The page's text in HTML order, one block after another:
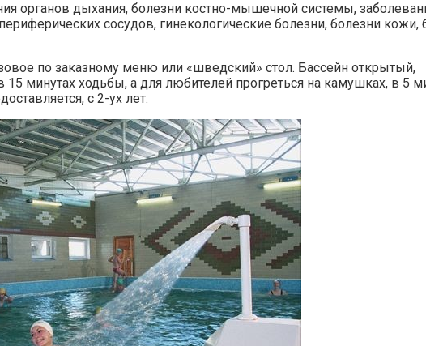
органов дыхания, болезни костно-мышечной системы,
сосудов, гинекологические болезни, болезни
по заказному меню или «шведский» стол. Бассейн
минутах ходьбы, а для любителей прогреться на камушках, в 5
с 2-ух лет.